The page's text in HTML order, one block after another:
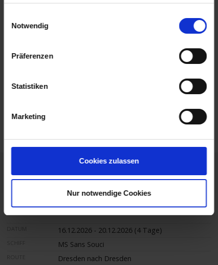
Notwendig
Präferenzen
Statistiken
Marketing
Cookies zulassen
Nur notwendige Cookies
Leistungen
weitere Termine
Ihre unverbindliche Buchungsanfrage
Ihre Buchungsanfrage
16.12.2026 - 20.12.2026 (4 Tage)
MS Sans Souci
Dresden nach Dresden